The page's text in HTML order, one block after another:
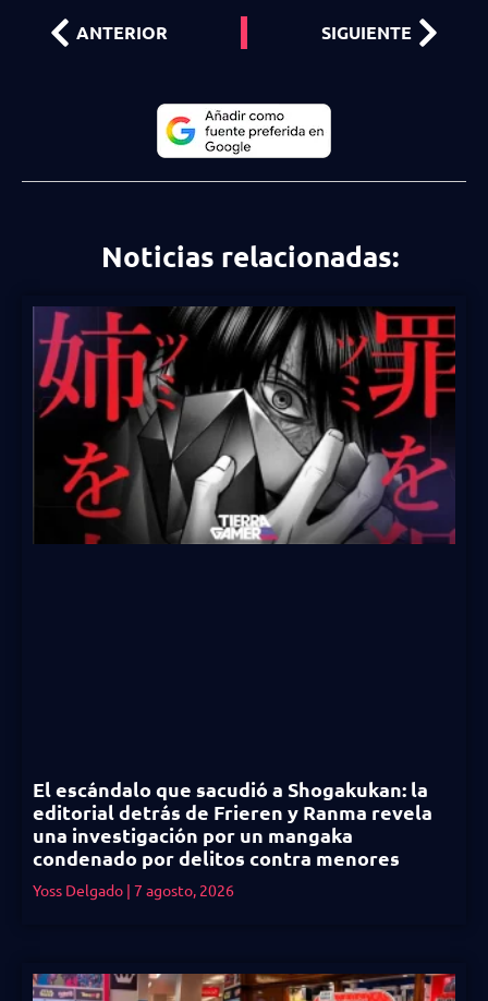
ANTERIOR SIGUIENTE
Noticias relacionadas:
El escándalo que sacudió a Shogakukan: la
editorial detrás de Frieren y Ranma revela
una investigación por un mangaka
condenado por delitos contra menores
Yoss Delgado 7 agosto, 2026